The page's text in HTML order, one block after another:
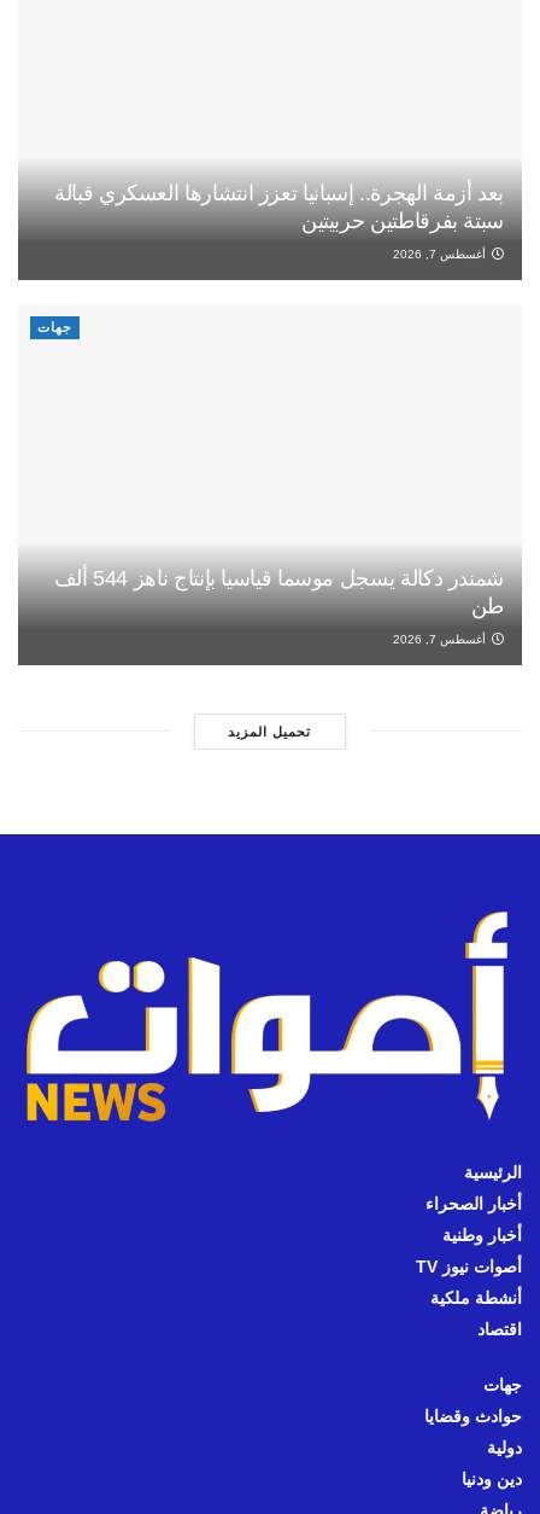
بعد أزمة الهجرة.. إسبانيا تعزز انتشارها العسكري قبالة
سبتة بفرقاطتين حربيتين
أغسطس 7, 2026
جهات
شمندر دكالة يسجل موسما قياسيا بإنتاج ناهز 544 ألف
طن
أغسطس 7, 2026
تحميل المزيد
الرئيسية
أخبار الصحراء
أخبار وطنية
أصوات نيوز TV
أنشطة ملكية
اقتصاد
جهات
حوادث وقضايا
دولية
دين ودنيا